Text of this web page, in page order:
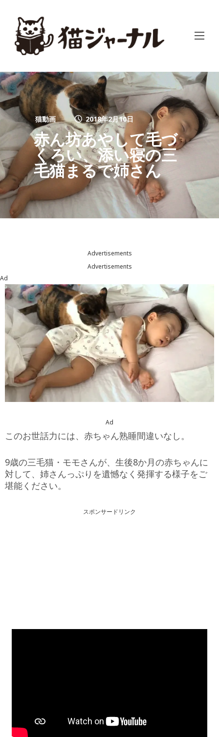
猫動画 2018年2月10日
赤ん坊あやして毛づ
くろい、添い寝の三
毛猫まるで姉さん
Advertisements
Advertisements
Ad
Ad
このお世話力には、赤ちゃん熟睡間違いなし。
9歳の三毛猫・モモさんが、生後8か月の赤ちゃんに
対して、姉さんっぷりを遺憾なく発揮する様子をご
堪能ください。
スポンサードリンク